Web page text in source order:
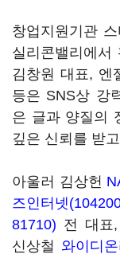
창업지원기관
실리콘밸리에서
김창원 대표, 엔
등은 SNS상 강
은 글과 양질의
깊은 신뢰를 받
아울러 김상헌
즈인터넷
81710) 전 대표
신상철 와이디